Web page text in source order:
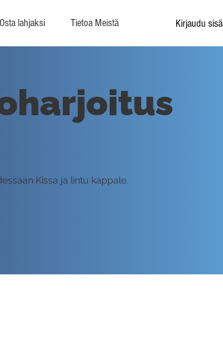
Osta lahjaksi Tietoa Meistä Kirjaudu
Kissa ja lintu kappale.